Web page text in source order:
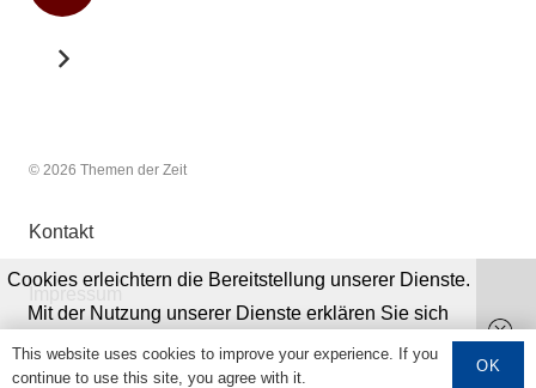
© 2026 Themen der Zeit
Kontakt
Datenschutz
This website uses cookies to improve your experience. If you
continue to use this site, you agree with it.
OK
Cookies erleichtern die Bereitstellung unserer Dienste.
Mit der Nutzung unserer Dienste erklären Sie sich
damit einverstanden, dass wir Cookies verwenden.
Weitere Informationen